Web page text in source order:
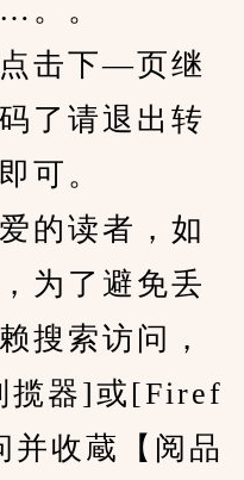
。。
击下—页继
了请退出转
可。
读者，如
为了避免丢
搜索访问，
揽器]或[Firef
并收蔵【阅品